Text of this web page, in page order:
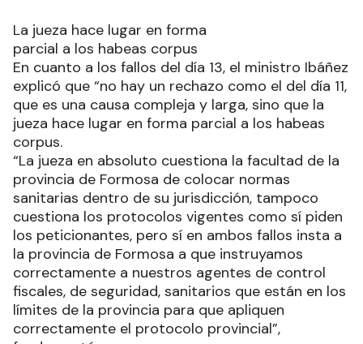
La jueza hace lugar en forma
parcial a los habeas corpus
En cuanto a los fallos del día 13, el ministro Ibáñez
explicó que “no hay un rechazo como el del día 11,
que es una causa compleja y larga, sino que la
jueza hace lugar en forma parcial a los habeas
corpus.
“La jueza en absoluto cuestiona la facultad de la
provincia de Formosa de colocar normas
sanitarias dentro de su jurisdicción, tampoco
cuestiona los protocolos vigentes como sí piden
los peticionantes, pero sí en ambos fallos insta a
la provincia de Formosa a que instruyamos
correctamente a nuestros agentes de control
fiscales, de seguridad, sanitarios que están en los
límites de la provincia para que apliquen
correctamente el protocolo provincial”,